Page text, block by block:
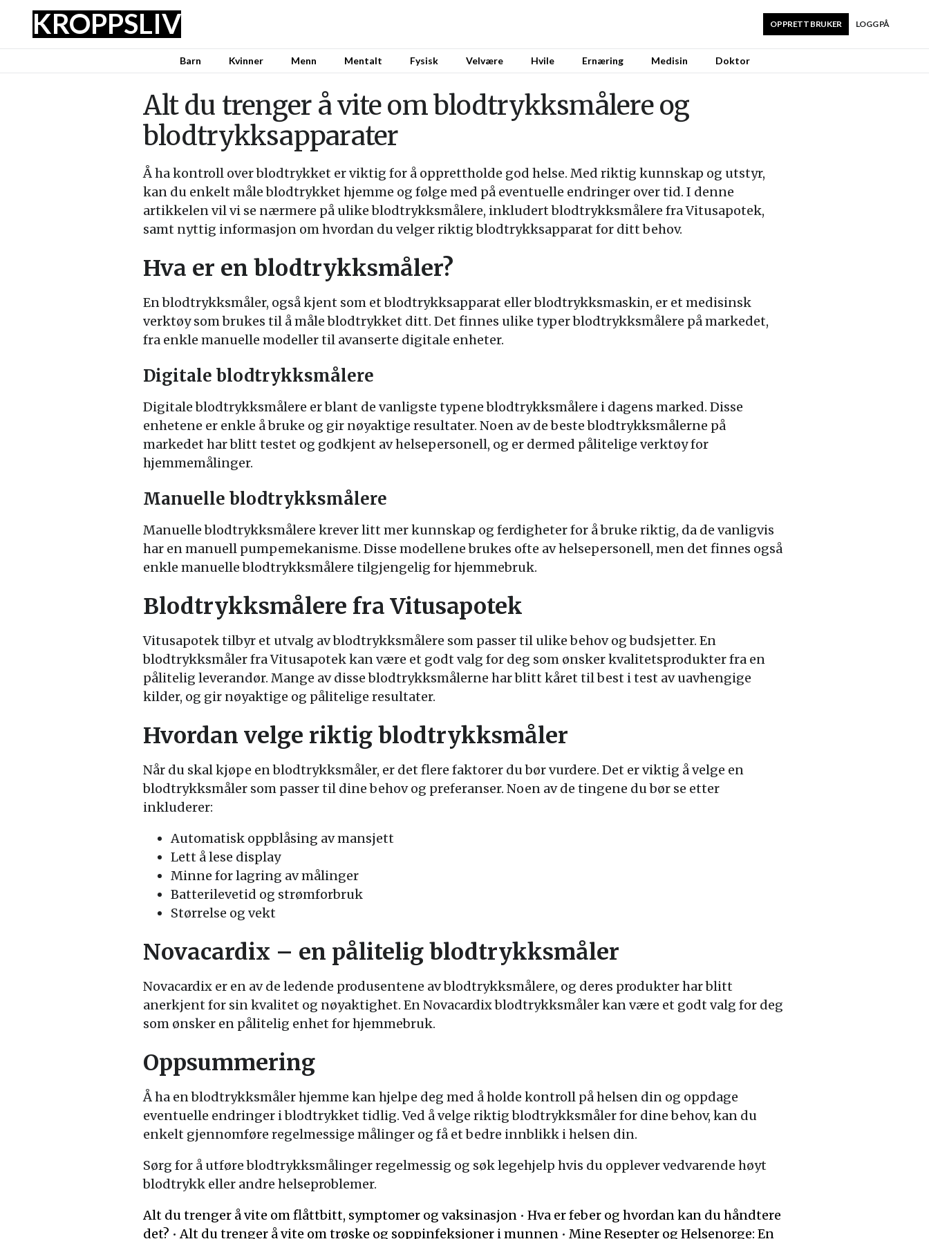
KROPPSLIV LOGG PÅ
OPPRETT BRUKER
Barn Kvinner Menn Mentalt Fysisk Velvære Hvile Ernæring Medisin Doktor
Alt du trenger å vite om blodtrykksmålere og
blodtrykksapparater
Å ha kontroll over blodtrykket er viktig for å opprettholde god helse. Med riktig kunnskap og utstyr,
kan du enkelt måle blodtrykket hjemme og følge med på eventuelle endringer over tid. I denne
artikkelen vil vi se nærmere på ulike blodtrykksmålere, inkludert blodtrykksmålere fra Vitusapotek,
samt nyttig informasjon om hvordan du velger riktig blodtrykksapparat for ditt behov.
Hva er en blodtrykksmåler?
En blodtrykksmåler, også kjent som et blodtrykksapparat eller blodtrykksmaskin, er et medisinsk
verktøy som brukes til å måle blodtrykket ditt. Det finnes ulike typer blodtrykksmålere på markedet,
fra enkle manuelle modeller til avanserte digitale enheter.
Digitale blodtrykksmålere
Digitale blodtrykksmålere er blant de vanligste typene blodtrykksmålere i dagens marked. Disse
enhetene er enkle å bruke og gir nøyaktige resultater. Noen av de beste blodtrykksmålerne på
markedet har blitt testet og godkjent av helsepersonell, og er dermed pålitelige verktøy for
hjemmemålinger.
Manuelle blodtrykksmålere
Manuelle blodtrykksmålere krever litt mer kunnskap og ferdigheter for å bruke riktig, da de vanligvis
har en manuell pumpemekanisme. Disse modellene brukes ofte av helsepersonell, men det finnes også
enkle manuelle blodtrykksmålere tilgjengelig for hjemmebruk.
Blodtrykksmålere fra Vitusapotek
Vitusapotek tilbyr et utvalg av blodtrykksmålere som passer til ulike behov og budsjetter. En
blodtrykksmåler fra Vitusapotek kan være et godt valg for deg som ønsker kvalitetsprodukter fra en
pålitelig leverandør. Mange av disse blodtrykksmålerne har blitt kåret til best i test av uavhengige
kilder, og gir nøyaktige og pålitelige resultater.
Hvordan velge riktig blodtrykksmåler
Når du skal kjøpe en blodtrykksmåler, er det flere faktorer du bør vurdere. Det er viktig å velge en
blodtrykksmåler som passer til dine behov og preferanser. Noen av de tingene du bør se etter
inkluderer:
Automatisk oppblåsing av mansjett
Lett å lese display
Minne for lagring av målinger
Batterilevetid og strømforbruk
Størrelse og vekt
Novacardix – en pålitelig blodtrykksmåler
Novacardix er en av de ledende produsentene av blodtrykksmålere, og deres produkter har blitt
anerkjent for sin kvalitet og nøyaktighet. En Novacardix blodtrykksmåler kan være et godt valg for deg
som ønsker en pålitelig enhet for hjemmebruk.
Oppsummering
Å ha en blodtrykksmåler hjemme kan hjelpe deg med å holde kontroll på helsen din og oppdage
eventuelle endringer i blodtrykket tidlig. Ved å velge riktig blodtrykksmåler for dine behov, kan du
enkelt gjennomføre regelmessige målinger og få et bedre innblikk i helsen din.
Sørg for å utføre blodtrykksmålinger regelmessig og søk legehjelp hvis du opplever vedvarende høyt
blodtrykk eller andre helseproblemer.
Alt du trenger å vite om flåttbitt, symptomer og vaksinasjon • Hva er feber og hvordan kan du håndtere
det? •Alt du trenger å vite om trøske og soppinfeksjoner i munnen • Mine Resepter og Helsenorge: En